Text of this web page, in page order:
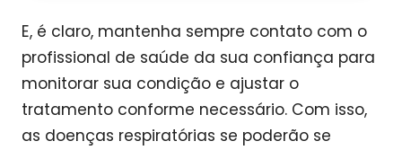
E, é claro, mantenha sempre contato com o
profissional de saúde da sua confiança para
monitorar sua condição e ajustar o
tratamento conforme necessário. Com isso,
as doenças respiratórias se poderão se